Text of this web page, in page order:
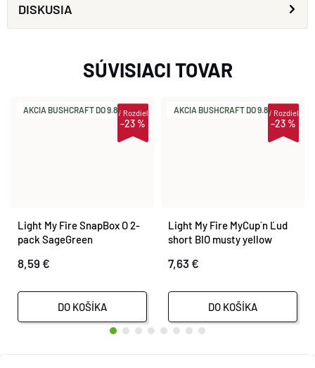
DISKUSIA
SÚVISIACI TOVAR
AKCIA BUSHCRAFT DO 9.8.
–23 %
iRozdiel
Light My Fire SnapBox O 2-
pack SageGreen
8,59 €
DO KOŠÍKA
AKCIA BUSHCRAFT DO 9.8.
–23 %
iRozdiel
Light My Fire MyCup´n Ľud
short BIO musty yellow
7,63 €
DO KOŠÍKA